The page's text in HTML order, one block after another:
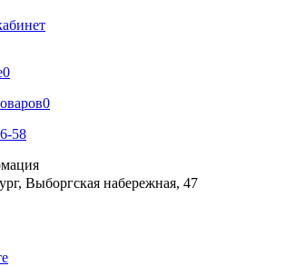
0
0
58
Выборгская набережная, 47